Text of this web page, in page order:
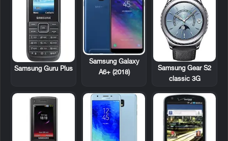
Samsung Gear S2
classic 3G
Samsung Galaxy
A6+ (2018)
Samsung Guru Plus